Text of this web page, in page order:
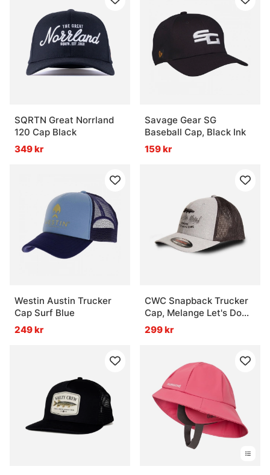
SQRTN Great Norrland
120 Cap Black
349 kr
Savage Gear SG
Baseball Cap, Black Ink
159 kr
Westin Austin Trucker
Cap Surf Blue
249 kr
CWC Snapback Trucker
Cap, Melange Let's Do
This
299 kr